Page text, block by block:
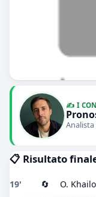
✍️ I
📋 Risultato
19' 🔄 O.